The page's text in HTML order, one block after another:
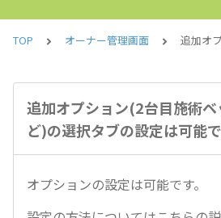
TOP オーナー管理画面 追加オ
追加オプション(2台目施術
ど)の選択タブの設定は可能
オプションの設定は可能です。